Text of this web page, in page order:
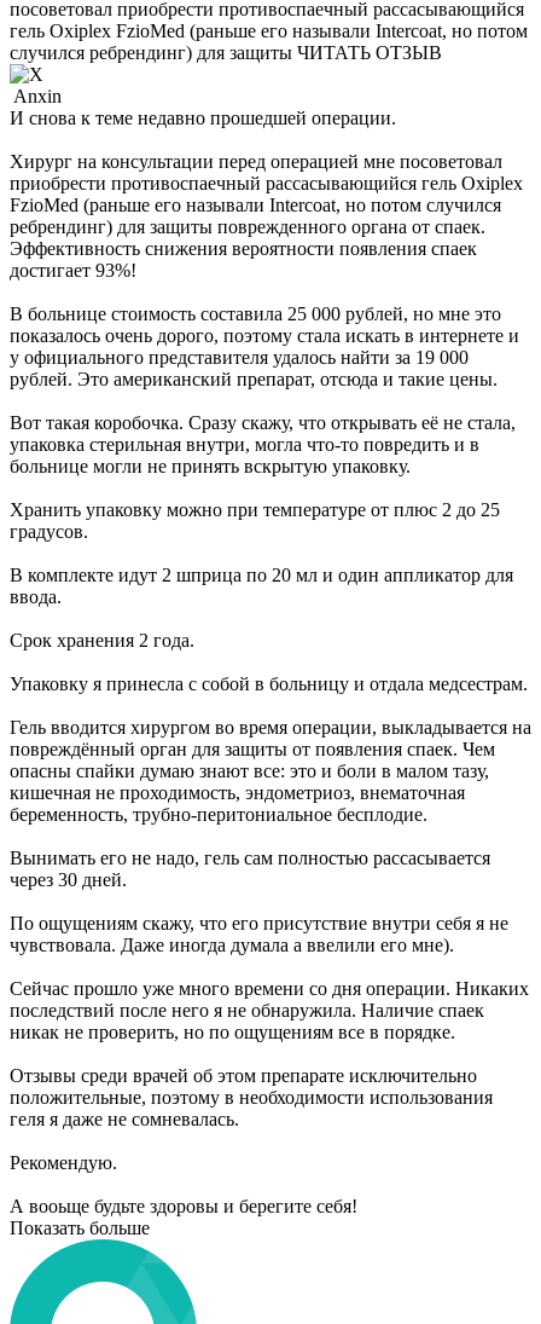
посоветовал приобрести противоспаечный рассасывающийся
гель Oxiplex FzioMed (раньше его называли Intercoat, но потом
случился ребрендинг) для защиты ЧИТАТЬ ОТЗЫВ
Anxin
И снова к теме недавно прошедшей операции.
Хирург на консультации перед операцией мне посоветовал
приобрести противоспаечный рассасывающийся гель Oxiplex
FzioMed (раньше его называли Intercoat, но потом случился
ребрендинг) для защиты поврежденного органа от спаек.
Эффективность снижения вероятности появления спаек
достигает 93%!
В больнице стоимость составила 25 000 рублей, но мне это
показалось очень дорого, поэтому стала искать в интернете и
у официального представителя удалось найти за 19 000
рублей. Это американский препарат, отсюда и такие цены.
Вот такая коробочка. Сразу скажу, что открывать её не стала,
упаковка стерильная внутри, могла что-то повредить и в
больнице могли не принять вскрытую упаковку.
Хранить упаковку можно при температуре от плюс 2 до 25
градусов.
В комплекте идут 2 шприца по 20 мл и один аппликатор для
ввода.
Срок хранения 2 года.
Упаковку я принесла с собой в больницу и отдала медсестрам.
Гель вводится хирургом во время операции, выкладывается на
повреждённый орган для защиты от появления спаек. Чем
опасны спайки думаю знают все: это и боли в малом тазу,
кишечная не проходимость, эндометриоз, внематочная
беременность, трубно-перитониальное бесплодие.
Вынимать его не надо, гель сам полностью рассасывается
через 30 дней.
По ощущениям скажу, что его присутствие внутри себя я не
чувствовала. Даже иногда думала а ввелили его мне).
Сейчас прошло уже много времени со дня операции. Никаких
последствий после него я не обнаружила. Наличие спаек
никак не проверить, но по ощущениям все в порядке.
Отзывы среди врачей об этом препарате исключительно
положительные, поэтому в необходимости использования
геля я даже не сомневалась.
Рекомендую.
А вооьще будьте здоровы и берегите себя!
Показать больше